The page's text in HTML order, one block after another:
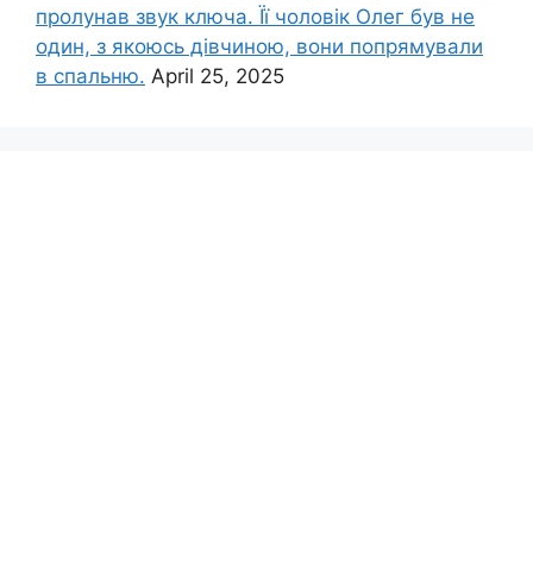
пролунав звук ключа. Її чоловік Олег був не
один, з якоюсь дівчиною, вони попрямували
в спальню. April 25, 2025